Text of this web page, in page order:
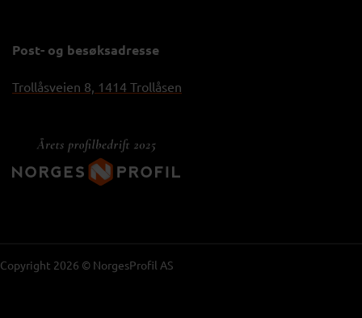
Post- og besøksadresse
Trollåsveien 8, 1414 Trollåsen
Copyright 2026 © NorgesProfil AS